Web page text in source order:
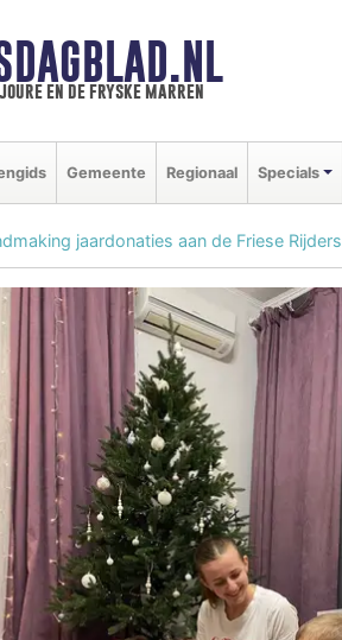
en de fryske marren
Gemeente Regionaal Specials
jaardonaties aan de Friese Rijders